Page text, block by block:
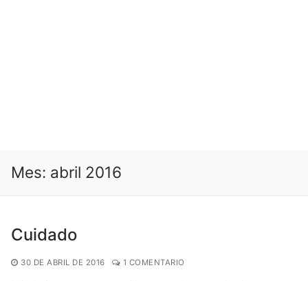
Mes: abril 2016
Cuidado
30 DE ABRIL DE 2016 1 COMENTARIO